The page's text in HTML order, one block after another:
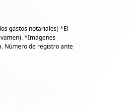
gastos notariales) *El
*Imágenes
Número de registro ante